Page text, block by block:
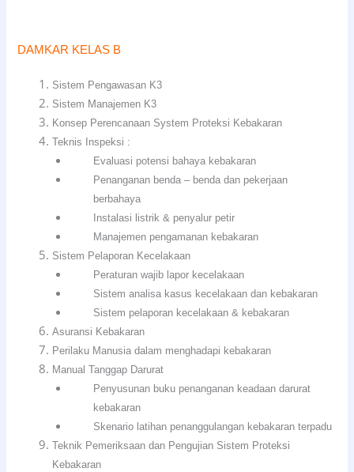
DAMKAR KELAS B
Sistem Pengawasan K3
Sistem Manajemen K3
Konsep Perencanaan System Proteksi Kebakaran
Teknis Inspeksi :
Evaluasi potensi bahaya kebakaran
Penanganan benda – benda dan pekerjaan
berbahaya
Instalasi listrik & penyalur petir
Manajemen pengamanan kebakaran
Sistem Pelaporan Kecelakaan
Peraturan wajib lapor kecelakaan
Sistem analisa kasus kecelakaan dan kebakaran
Sistem pelaporan kecelakaan & kebakaran
Asuransi Kebakaran
Perilaku Manusia dalam menghadapi kebakaran
Manual Tanggap Darurat
Penyusunan buku penanganan keadaan darurat
kebakaran
Skenario latihan penanggulangan kebakaran terpadu
Teknik Pemeriksaan dan Pengujian Sistem Proteksi
Kebakaran